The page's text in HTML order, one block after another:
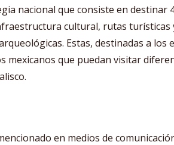
nacional que consiste en destinar
cultural, rutas turísticas
Estas, destinadas a los
mexicanos que puedan visitar
en medios de